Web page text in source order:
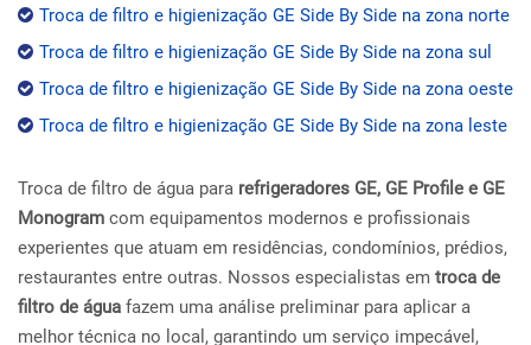
Troca de filtro e higienização GE Side By Side na zona norte
Troca de filtro e higienização GE Side By Side na zona sul
Troca de filtro e higienização GE Side By Side na zona oeste
Troca de filtro e higienização GE Side By Side na zona leste
Troca de filtro de água para refrigeradores GE, GE Profile e GE
Monogram com equipamentos modernos e profissionais
experientes que atuam em residências, condomínios, prédios,
restaurantes entre outras. Nossos especialistas em troca de
filtro de água fazem uma análise preliminar para aplicar a
melhor técnica no local, garantindo um serviço impecável,